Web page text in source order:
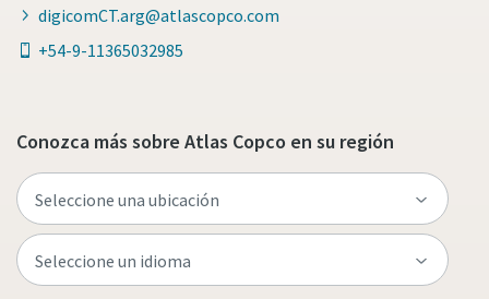
digicomCT.arg@atlascopco.com
+54-9-11365032985
Conozca más sobre Atlas Copco en su región